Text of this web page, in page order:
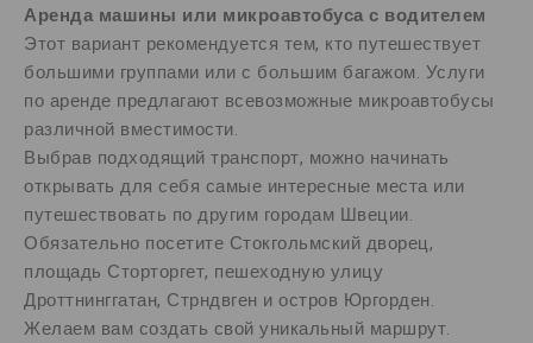
Аренда машины или микроавтобуса с водителем
Этот вариант рекомендуется тем, кто путешествует
большими группами или с большим багажом. Услуги
по аренде предлагают всевозможные микроавтобусы
различной вместимости.
Выбрав подходящий транспорт, можно начинать
открывать для себя самые интересные места или
путешествовать по другим городам Швеции.
Обязательно посетите Стокгольмский дворец,
площадь Сторторгет, пешеходную улицу
Дроттнинггатан, Стрндвген и остров Юргорден.
Желаем вам создать свой уникальный маршрут.